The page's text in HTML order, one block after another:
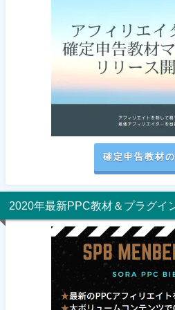
確定申告教材
2020年最新PPC教材＆プラグイ